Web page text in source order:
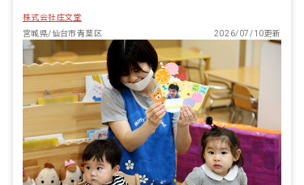
成ツール導入：あり ■保護者との連絡ア
プリ導入：あり
株式会社庄文堂
宮城県/仙台市青葉区
2026/07/10更新